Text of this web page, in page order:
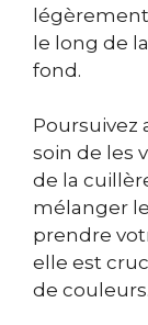
le long de
fond.
Poursuivez
soin de les
de la
mélanger
prendre
elle est
de couleurs.